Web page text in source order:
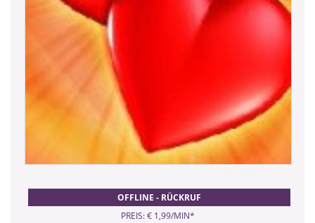
OFFLINE - RÜCKRUF
PREIS: € 1,99/MIN*